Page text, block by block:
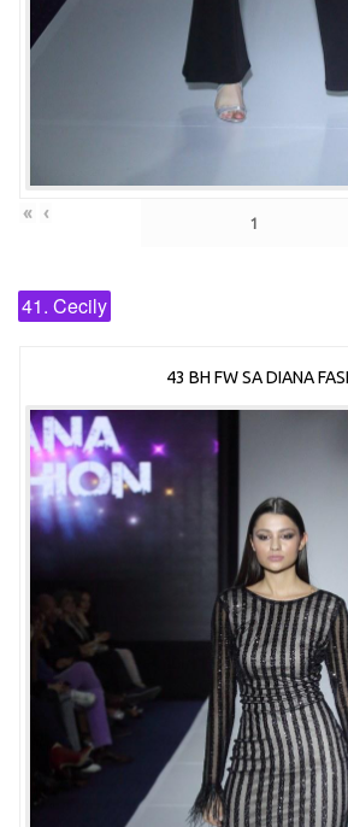
« ‹
41. Cecily
43 BH FW SA DIANA